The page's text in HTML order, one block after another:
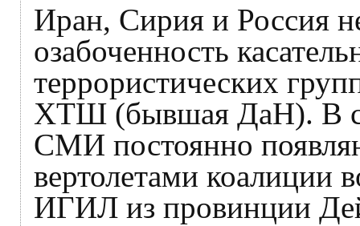
Иран, Сирия и Россия
озабоченность
террористических
ХТШ (бывшая ДаН). В
СМИ постоянно
вертолетами коалиции
ИГИЛ из провинции